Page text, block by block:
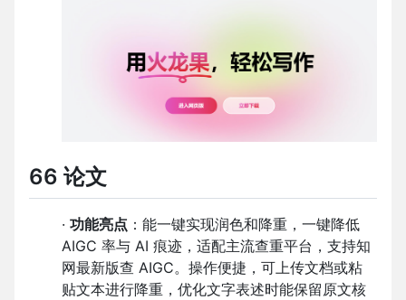
66 论文
· 功能亮点 ：能一键实现润色和降重，一键降低
AIGC 率与 AI 痕迹，适配主流查重平台，支持知
网最新版查 AIGC。操作便捷，可上传文档或粘
贴文本进行降重，优化文字表述时能保留原文核